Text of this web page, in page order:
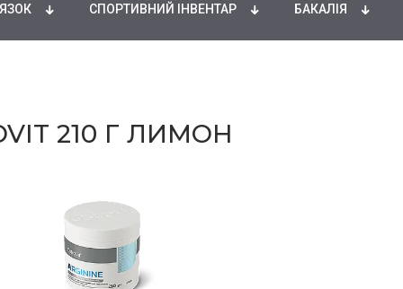
СПОРТИВНИЙ ІНВЕНТАР БАКАЛІЯ
210 Г ЛИМОН